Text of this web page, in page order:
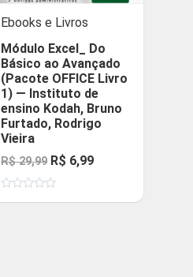
Ebooks e Livros
Módulo Excel_ Do
Básico ao Avançado
(Pacote OFFICE Livro
1) — Instituto de
ensino Kodah, Bruno
Furtado, Rodrigo
Vieira
R$29,99 O
preço
original
R$ 6,99O
atual